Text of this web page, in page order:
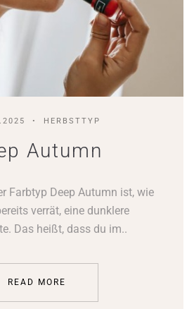
HERBSTTYP
Autumn
Farbtyp Deep Autumn ist, wie
verrät, eine dunklere
Das heißt, dass du im..
READ MORE